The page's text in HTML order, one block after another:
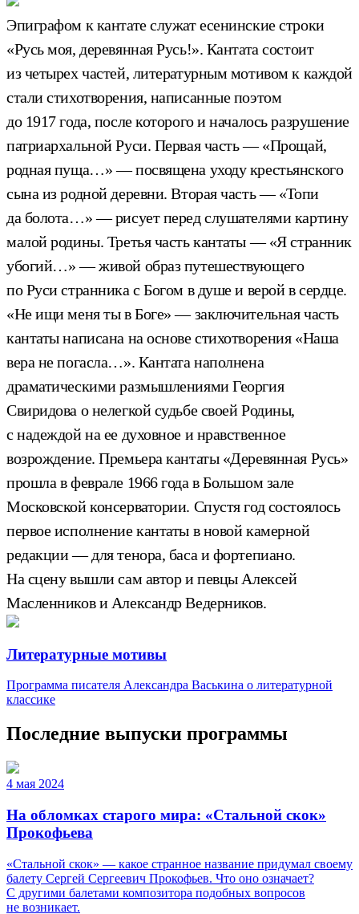
Эпиграфом к кантате служат есенинские строки
«Русь моя, деревянная Русь!». Кантата состоит
из четырех частей, литературным мотивом к каждой
стали стихотворения, написанные поэтом
до 1917 года, после которого и началось разрушение
патриархальной Руси. Первая часть — «Прощай,
родная пуща…» — посвящена уходу крестьянского
сына из родной деревни. Вторая часть — «Топи
да болота…» — рисует перед слушателями картину
малой родины. Третья часть кантаты — «Я странник
убогий…» — живой образ путешествующего
по Руси странника с Богом в душе и верой в сердце.
«Не ищи меня ты в Боге» — заключительная часть
кантаты написана на основе стихотворения «Наша
вера не погасла…». Кантата наполнена
драматическими размышлениями Георгия
Свиридова о нелегкой судьбе своей Родины,
с надеждой на ее духовное и нравственное
возрождение. Премьера кантаты «Деревянная Русь»
прошла в феврале 1966 года в Большом зале
Московской консерватории. Спустя год состоялось
первое исполнение кантаты в новой камерной
редакции — для тенора, баса и фортепиано.
На сцену вышли сам автор и певцы Алексей
Масленников и Александр Ведерников.
Литературные мотивы
Программа писателя Александра Васькина о литературной
классике
Последние выпуски программы
4 мая 2024
На обломках старого мира: «Стальной скок»
Прокофьева
«Стальной скок» — какое странное название придумал своему
балету Сергей Сергеевич Прокофьев. Что оно означает?
С другими балетами композитора подобных вопросов
не возникает.